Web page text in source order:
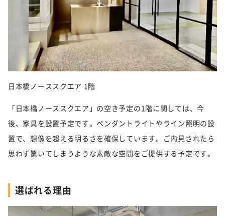
日本橋ノーススクエア 1階
「日本橋ノーススクエア」の空き予定の1階に関しては、今
後、家具を設置予定です。ペンダントライトやライン照明の設
置で、想像を超える明るさを確保しています。ご内見されたら
思わず驚いてしまうような素敵な空間をご提供する予定です。
選ばれる理由